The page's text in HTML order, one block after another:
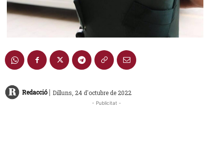
Redacció | Dilluns, 24 d'octubre de 2022
- Publicitat -